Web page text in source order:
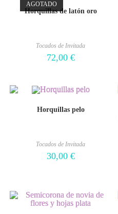
AGOTADO
Horquillas de latón oro
Tocados de Invitada
72,00 €
Horquillas pelo
Tocados de Invitada
30,00 €